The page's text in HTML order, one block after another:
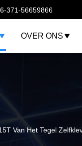
371-56659866
OVER ONS
Van Het Tegel